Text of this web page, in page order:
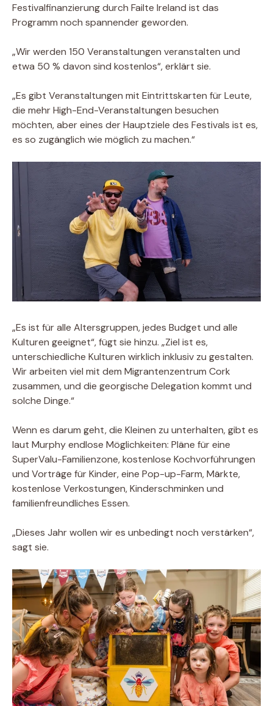
Festivalfinanzierung durch Failte Ireland ist das
Programm noch spannender geworden.
„Wir werden 150 Veranstaltungen veranstalten und
etwa 50 % davon sind kostenlos“, erklärt sie.
„Es gibt Veranstaltungen mit Eintrittskarten für Leute,
die mehr High-End-Veranstaltungen besuchen
möchten, aber eines der Hauptziele des Festivals ist es,
es so zugänglich wie möglich zu machen.“
„Es ist für alle Altersgruppen, jedes Budget und alle
Kulturen geeignet“, fügt sie hinzu. „Ziel ist es,
unterschiedliche Kulturen wirklich inklusiv zu gestalten.
Wir arbeiten viel mit dem Migrantenzentrum Cork
zusammen, und die georgische Delegation kommt und
solche Dinge.“
Wenn es darum geht, die Kleinen zu unterhalten, gibt es
laut Murphy endlose Möglichkeiten: Pläne für eine
SuperValu-Familienzone, kostenlose Kochvorführungen
und Vorträge für Kinder, eine Pop-up-Farm, Märkte,
kostenlose Verkostungen, Kinderschminken und
familienfreundliches Essen.
„Dieses Jahr wollen wir es unbedingt noch verstärken“,
sagt sie.